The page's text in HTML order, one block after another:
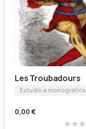
Les Troubadours
Estudis e monografics
0,00 €